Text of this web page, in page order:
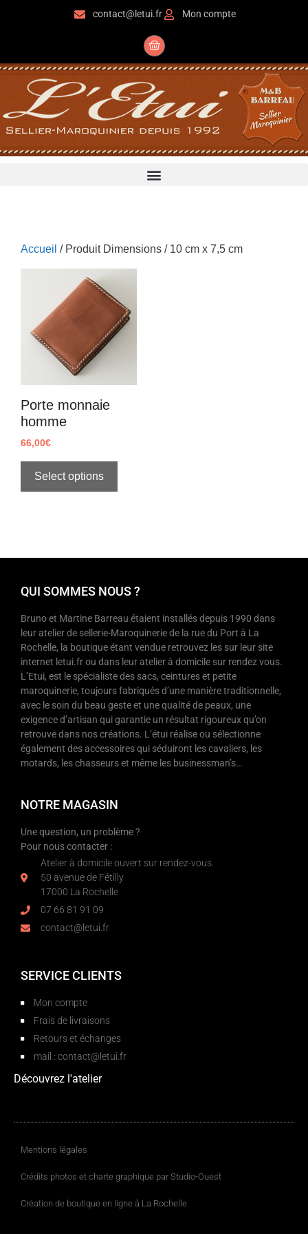
contact@letui.fr Mon compte
Accueil / Produit Dimensions / 10 cm x 7,5 cm
Porte monnaie
homme
66,00€
Select options
QUI SOMMES NOUS ?
Bruno et Martine Barreau étaient installés depuis 1990 dans
leur atelier de sellerie-Maroquinerie de la rue du Port à La
Rochelle, la boutique étant vendue retrouvez les sur leur site
internet letui.fr ou dans leur atelier à domicile sur rendez vous.
L’Etui, est le spécialiste des sacs, ceintures et petite
maroquinerie, toujours fabriqués d’une manière traditionnelle,
avec le soin du beau geste et une qualité de peaux, une
exigence d’artisan qui garantie un résultat rigoureux qu’on
retrouve dans nos créations. L’étui réalise ou sélectionne
également des accessoires qui séduiront les cavaliers, les
motards, les chasseurs et même les businessman’s…
NOTRE MAGASIN
Une question, un problème ?
Pour nous contacter :
Atelier à domicile ouvert sur rendez-vous.
50 avenue de Fétilly
17000 La Rochelle
07 66 81 91 09
contact@letui.fr
SERVICE CLIENTS
Mon compte
Frais de livraisons
Retours et échanges
mail : contact@letui.fr
Découvrez l'atelier
Mentions légales
Crédits photos et charte graphique par Studio-Ouest
Création de boutique en ligne à La Rochelle